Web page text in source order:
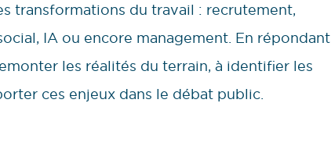
transformations du travail : recrutement,
IA ou encore management. En répondant
les réalités du terrain, à identifier les
ces enjeux dans le débat public.